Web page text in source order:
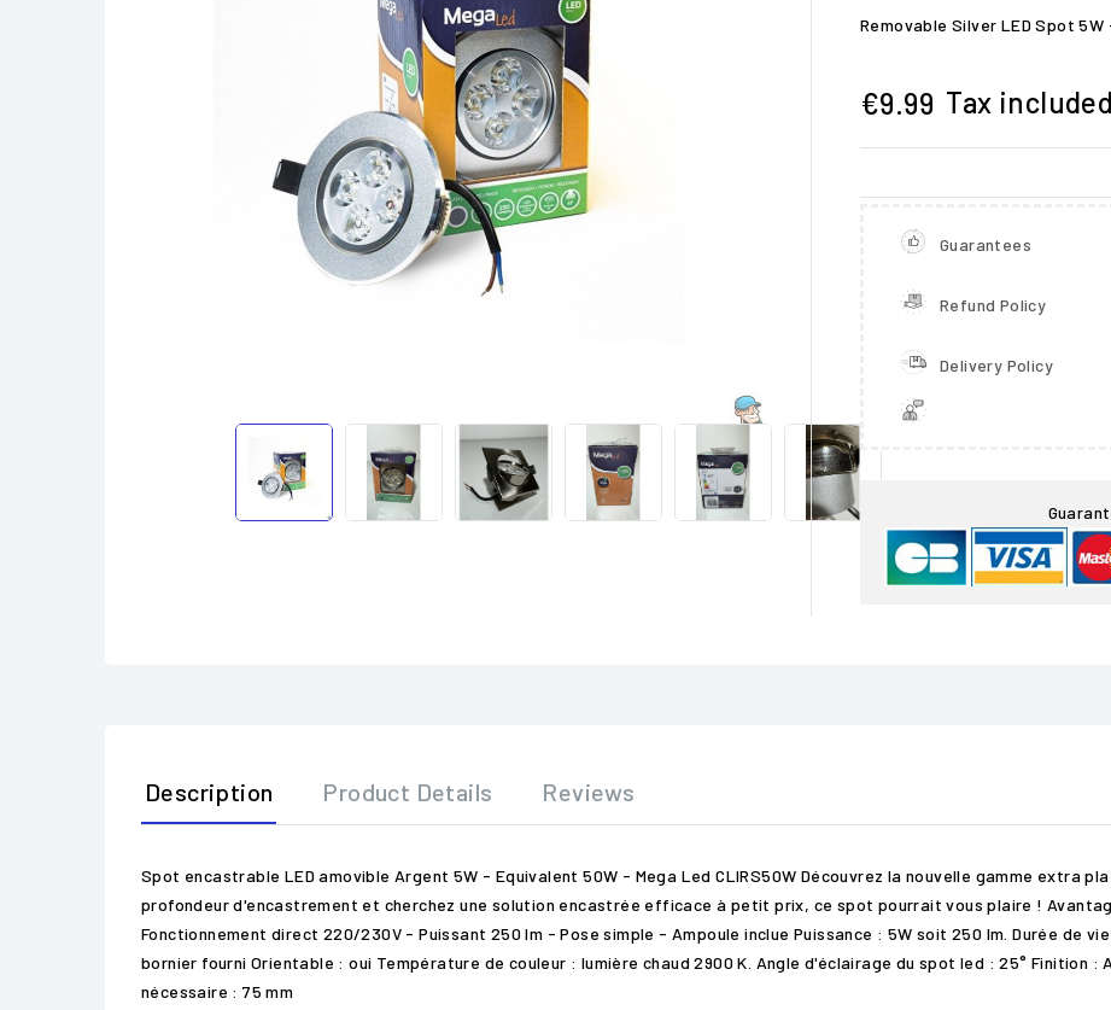

Removable Silver LED Spot
€9.99 Tax included
Guarantees
Refund Policy
Delivery Policy
Description Product Details Reviews
Spot encastrable LED amovible Argent 5W - Equivalent 50W - Mega Led CLIRS50W Découvrez la nouvelle gamme extra
profondeur d'encastrement et cherchez une solution encastrée efficace à petit prix, ce spot pourrait vous plaire !
Fonctionnement direct 220/230V - Puissant 250 lm - Pose simple - Ampoule inclue Puissance : 5W soit 250 lm. Durée de
bornier fourni Orientable : oui Température de couleur : lumière chaud 2900 K. Angle d'éclairage du spot led : 25° Finition :
nécessaire : 75 mm